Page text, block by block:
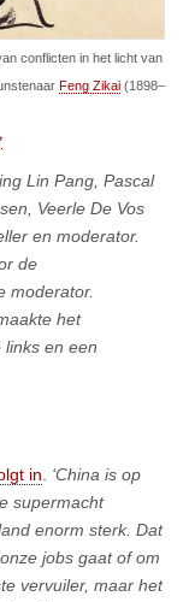
conflicten in het licht van
Feng Zikai (1898–
Lin Pang, Pascal
Veerle De Vos
en moderator.
de
moderator.
het
en een
in. ‘China is op
supermacht
enorm sterk. Dat
jobs gaat of om
vervuiler, maar het